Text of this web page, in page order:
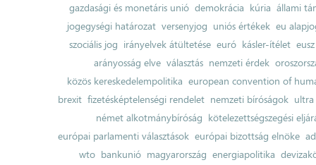
gazdasági és monetáris unió demokrácia kúria állami
jogegységi határozat versenyjog uniós értékek eu
szociális jog irányelvek átültetése euró kásler-ítélet
arányosság elve választás nemzeti érdek
közös kereskedelempolitika european convention of
brexit fizetésképtelenségi rendelet nemzeti bíróságok ultra
német alkotmánybíróság kötelezettségszegési
európai parlamenti választások európai bizottság elnöke
wto bankunió magyarország energiapolitika